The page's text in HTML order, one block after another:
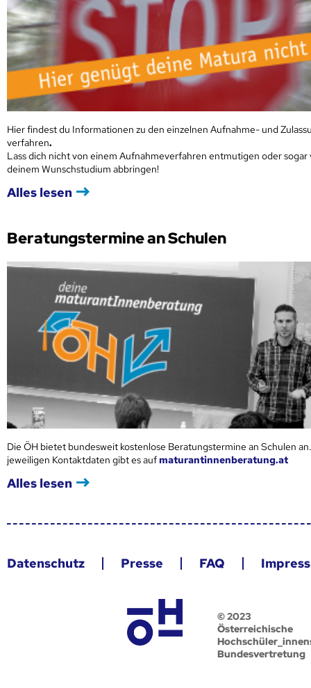
Hier findest du Informationen zu den einzelnen Aufnahme- und
verfahren.
Lass dich nicht von einem Aufnahmeverfahren entmutigen oder sogar
deinem Wunschstudium abbringen!
Alles lesen
Beratungstermine an Schulen
Die ÖH bietet bundesweit kostenlose Beratungstermine an Schulen
jeweiligen Kontaktdaten gibt es aufmaturantinnenberatung.at
Alles lesen
Datenschutz Presse FAQ
© 2023
Österreichische
Bundesvertretung